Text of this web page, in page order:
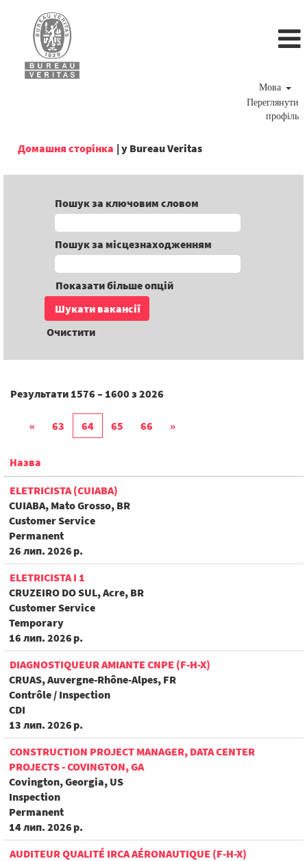
Мова
Переглянути
профіль
Домашня сторінка | у Bureau Veritas(поточна
Пошук за ключовим словом
Пошук за місцезнаходженням
Показати більше опцій
Очистити
Результати 1576 – 1600 з2026
« 63 64 65 66 »
Назва
ELETRICISTA (CUIABA)
CUIABA, Mato Grosso, BR
Customer Service
Permanent
26 лип. 2026 р.
ELETRICISTA I 1
CRUZEIRO DO SUL, Acre, BR
Customer Service
Temporary
16 лип. 2026 р.
DIAGNOSTIQUEUR AMIANTE CNPE (F-H-X)
CRUAS, Auvergne-Rhône-Alpes, FR
Contrôle / Inspection
CDI
13 лип. 2026 р.
CONSTRUCTION PROJECT MANAGER, DATA CENTER
PROJECTS - COVINGTON, GA
Covington, Georgia, US
Inspection
Permanent
14 лип. 2026 р.
AUDITEUR QUALITÉ IRCA AÉRONAUTIQUE (F-H-X)